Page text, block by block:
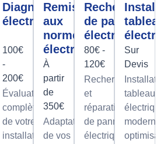
Diagnostic
électrique
100€
-
200€
Évaluation
complète
de votre
installation
Remise
aux
normes
électrique
À
partir
de
350€
Adaptation
de vos
Recherche
de panne
électrique
80€ -
120€
Recherche
et
réparation
de pannes
électriques
Sur
Devis
tableaux